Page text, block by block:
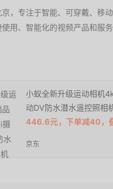
，专注于智能、可穿戴、移
用、智能化的视频产品和服
小蚁全新升级运动相机
动DV防水潜水遥控照相
446.6元，下单减40，
京东